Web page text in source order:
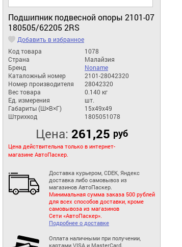
Подшипник подвесной опоры 2101-07
180505/62205 2RS
Добавить в избранное
Код товара
1078
Страна
Малайзия
Бренд
Noname
Каталожный номер
2101-28042320
Номер производителя
28042320
Вес товара
0.140 кг
Ед. измерения
шт.
Габариты (Ш×В×Г)
15x49x49
Штрихкод
1805051078
Цена: 261,25 руб
Цена действительна только в интернет-
магазине АвтоПаскер.
Доставка курьером, CDEK, Яндекс
доставка либо самовывоз из
магазинов АвтоПаскер.
Минимальная сумма заказа 500 рублей
для всех способов доставки, кроме
самовывоза из магазинов
Сети «АвтоПаскер».
Подробнее о доставке
Оплата наличными при получении,